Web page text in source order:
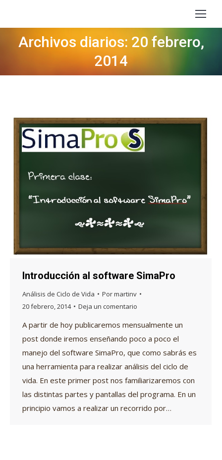
Archivos diarios: 20 febrero,
2014
Introducción al software SimaPro
Análisis de Ciclo de Vida Pormartinv
20 febrero, 2014
Deja un comentario
A partir de hoy publicaremos mensualmente un
post donde iremos enseñando poco a poco el
manejo del software SimaPro, que como sabrás es
una herramienta para realizar análisis del ciclo de
vida. En este primer post nos familiarizaremos con
las distintas partes y pantallas del programa. En un
principio vamos a realizar un recorrido por…